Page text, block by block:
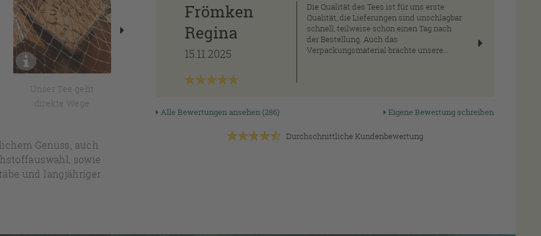
Unser Tee geht
direkte Wege
Genuss, auch
sowie
und langjähriger
Frömken
Regina
15.11.2025
Die Qualität des Tees ist für uns erste
Qualität, die Lieferungen sind unschlagbar
schnell, teilweise schon einen Tag nach
der Bestellung. Auch das
Verpackungsmaterial brachte unsere...
Alle Bewertungen ansehen (286) Eigene Bewertung schreiben
Durchschnittliche Kundenbewertung